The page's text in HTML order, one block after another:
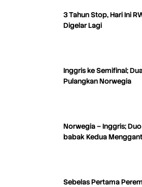
3 Tahun Stop, Hari Ini
Digelar Lagi
Inggris ke Semifinal;
Pulangkan Norwegia
Norwegia – Inggris;
babak Kedua
Sebelas Pertama